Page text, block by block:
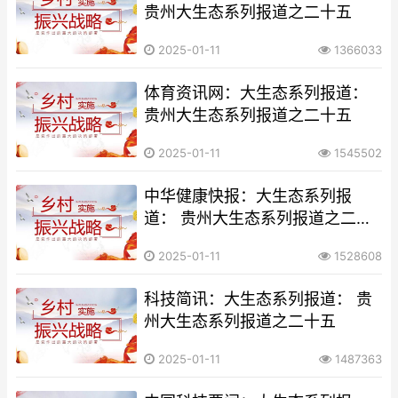
贵州大生态系列报道之二十五
2025-01-11 1366033
体育资讯网：大生态系列报道：
贵州大生态系列报道之二十五
2025-01-11 1545502
中华健康快报：大生态系列报
道： 贵州大生态系列报道之二十
2025-01-11 1528608
科技简讯：大生态系列报道： 贵
州大生态系列报道之二十五
2025-01-11 1487363